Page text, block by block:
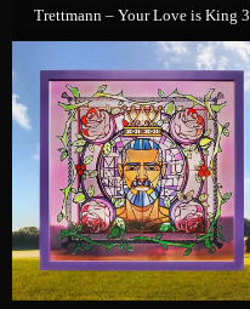
Trettmann – Your Love is King 3